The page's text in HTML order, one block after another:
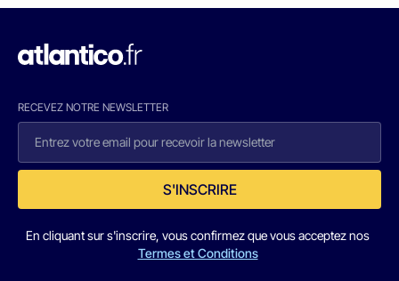
RECEVEZ NOTRE NEWSLETTER
S'INSCRIRE
En cliquant sur s'inscrire, vous confirmez que vous acceptez nos
Termes et Conditions